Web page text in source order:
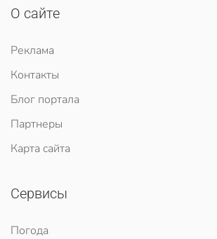
О сайте
Реклама
Контакты
Блог портала
Партнеры
Карта сайта
Сервисы
Погода